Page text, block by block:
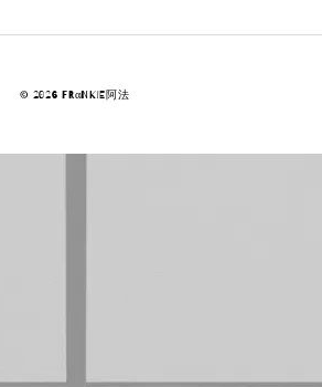
© 2026 FRαNKIE阿法